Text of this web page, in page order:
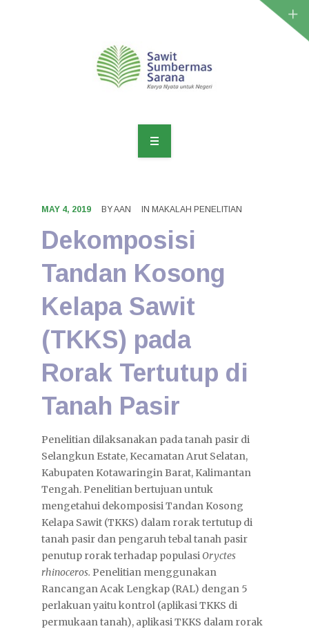
MAY 4, 2019 BYAAN IN MAKALAH PENELITIAN
Dekomposisi
Tandan Kosong
Kelapa Sawit
(TKKS) pada
Rorak Tertutup di
Tanah Pasir
Penelitian dilaksanakan pada tanah pasir di
Selangkun Estate, Kecamatan Arut Selatan,
Kabupaten Kotawaringin Barat, Kalimantan
Tengah. Penelitian bertujuan untuk
mengetahui dekomposisi Tandan Kosong
Kelapa Sawit (TKKS) dalam rorak tertutup di
tanah pasir dan pengaruh tebal tanah pasir
penutup rorak terhadap populasi Oryctes
rhinoceros. Penelitian menggunakan
Rancangan Acak Lengkap (RAL) dengan 5
perlakuan yaitu kontrol (aplikasi TKKS di
permukaan tanah), aplikasi TKKS dalam rorak